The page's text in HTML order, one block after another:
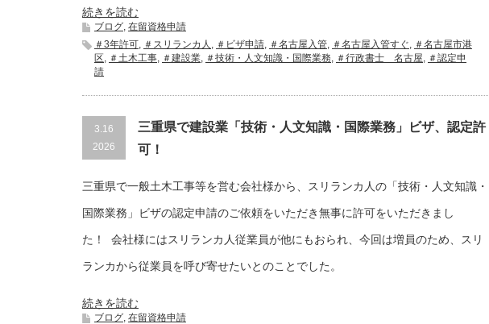
続きを読む
ブログ, 在留資格申請
＃3年許可, ＃スリランカ人 , ＃ビザ申請, ＃名古屋入管, ＃名古屋入管すぐ, ＃名古屋市港
区, ＃土木工事, ＃建設業, ＃技術・人文知識・国際業務, ＃行政書士 名古屋, ＃認定申
請
3.16
2026
三重県で建設業「技術・人文知識・国際業務」ビザ、認定許
可！
三重県で一般土木工事等を営む会社様から、スリランカ人の「技術・人文知識・
国際業務」ビザの認定申請のご依頼をいただき無事に許可をいただきまし
た！ 会社様にはスリランカ人従業員が他にもおられ、今回は増員のため、スリ
ランカから従業員を呼び寄せたいとのことでした。
続きを読む
ブログ, 在留資格申請